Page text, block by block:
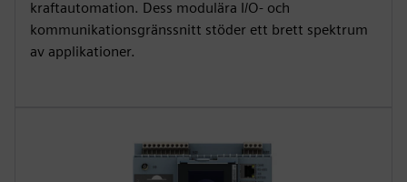
kraftautomation. Dess modulära I/O- och
kommunikationsgränssnitt stöder ett brett spektrum
av applikationer.